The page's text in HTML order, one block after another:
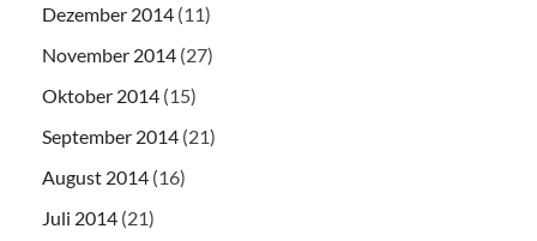
Dezember 2014 (11)
November 2014 (27)
Oktober 2014 (15)
September 2014 (21)
August 2014 (16)
Juli 2014 (21)